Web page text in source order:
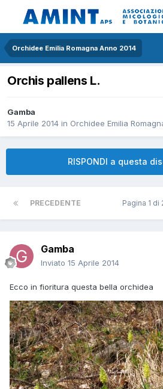
Orchidee Emilia Romagna Anno 2014
Orchis pallens L.
Gamba
15 Aprile 2014 in Orchidee Emilia
RISPONDI a questa
PRECEDENTE Pagina 1 di
Gamba
Inviato 15 Aprile 2014
Ecco in fioritura questa bella orchidea